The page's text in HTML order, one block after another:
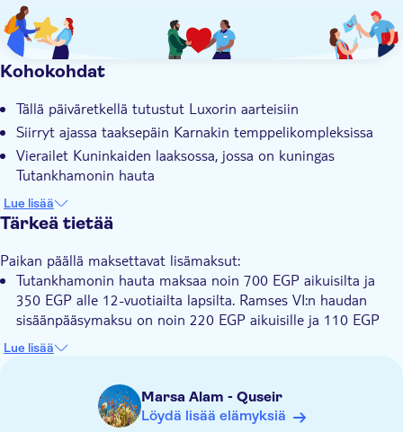
Kohokohdat
Tällä päiväretkellä tutustut Luxorin aarteisiin
Siirryt ajassa taaksepäin Karnakin temppelikompleksissa
Vierailet Kuninkaiden laaksossa, jossa on kuningas
Tutankhamonin hauta
Otat kuvia jättimäisten Memnonin kolossien vieressä
Oppaasi on paikallinen egyptologi, jolla on erinomainen
Lue lisää
Tärkeä tietää
Paikan päällä maksettavat lisämaksut:
Tutankhamonin hauta maksaa noin 700 EGP aikuisilta ja
350 EGP alle 12-vuotiailta lapsilta. Ramses VI:n haudan
sisäänpääsymaksu on noin 220 EGP aikuisille ja 110 EGP
alle 12-vuotiaille. Maksu vain luottokortilla.
Seuraavissa Marsa Alamin eteläosassa sijaitsevissa
hotelleissa majoittuvilta asiakkailta peritään 10 euron
kuljetusmaksu henkilöä kohti: Shams Alam, Gorgonia,
Lue lisää
Marsa Alam - Quseir
Löydä lisää elämyksiä